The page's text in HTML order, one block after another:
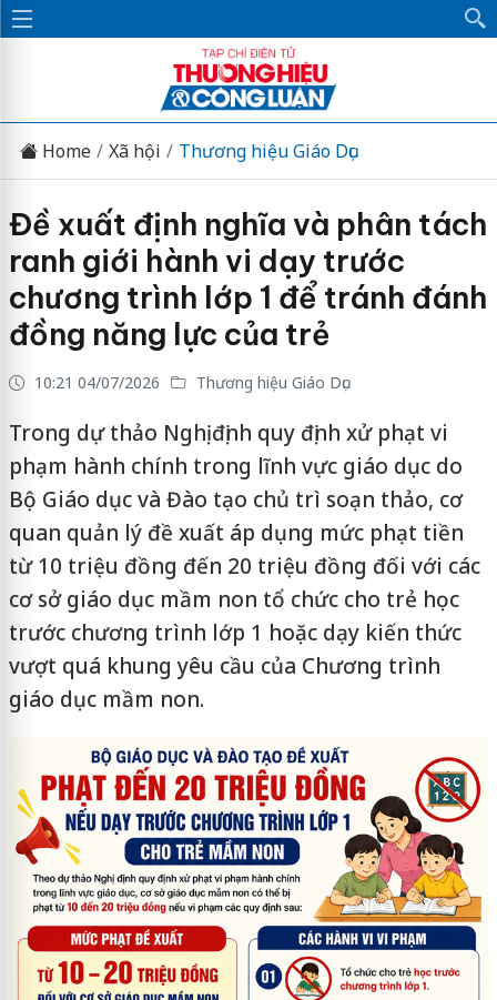
Home Xã hội Thương hiệu Giáo Dục
Đề xuất định nghĩa và phân tách
ranh giới hành vi dạy trước
chương trình lớp 1 để tránh đánh
đồng năng lực của trẻ
10:21 04/07/2026 Thương hiệu Giáo Dục
Trong dự thảo Nghị định quy định xử phạt vi
phạm hành chính trong lĩnh vực giáo dục do
Bộ Giáo dục và Đào tạo chủ trì soạn thảo, cơ
quan quản lý đề xuất áp dụng mức phạt tiền
từ 10 triệu đồng đến 20 triệu đồng đối với các
cơ sở giáo dục mầm non tổ chức cho trẻ học
trước chương trình lớp 1 hoặc dạy kiến thức
vượt quá khung yêu cầu của Chương trình
giáo dục mầm non.